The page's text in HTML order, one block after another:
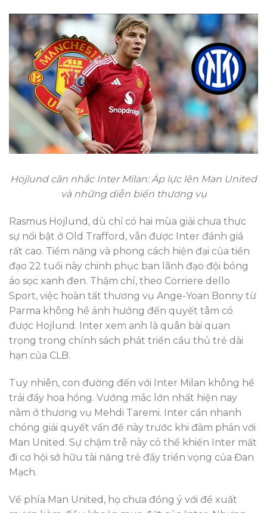
Hojlund cân nhắc Inter Milan: Áp lực lên Man United
và những diễn biến thương vụ
Rasmus Hojlund, dù chỉ có hai mùa giải chưa thực
sự nổi bật ở Old Trafford, vẫn được Inter đánh giá
rất cao. Tiềm năng và phong cách hiện đại của tiền
đạo 22 tuổi này chinh phục ban lãnh đạo đội bóng
áo sọc xanh đen. Thậm chí, theo Corriere dello
Sport, việc hoàn tất thương vụ Ange-Yoan Bonny từ
Parma không hề ảnh hưởng đến quyết tâm có
được Hojlund. Inter xem anh là quân bài quan
trọng trong chính sách phát triển cầu thủ trẻ dài
hạn của CLB.
Tuy nhiên, con đường đến với Inter Milan không hề
trải đầy hoa hồng. Vướng mắc lớn nhất hiện nay
nằm ở thương vụ Mehdi Taremi. Inter cần nhanh
chóng giải quyết vấn đề này trước khi đàm phán với
Man United. Sự chậm trễ này có thể khiến Inter mất
đi cơ hội sở hữu tài năng trẻ đầy triển vọng của Đan
Mạch.
Về phía Man United, họ chưa đồng ý với đề xuất